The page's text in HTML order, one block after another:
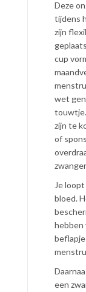
Deze
tijdens
zijn
cup
wet
zijn te
of
Je
bloed.
hebben
beflapje
een